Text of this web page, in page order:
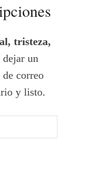
tristeza,
dejar un
correo
y listo.